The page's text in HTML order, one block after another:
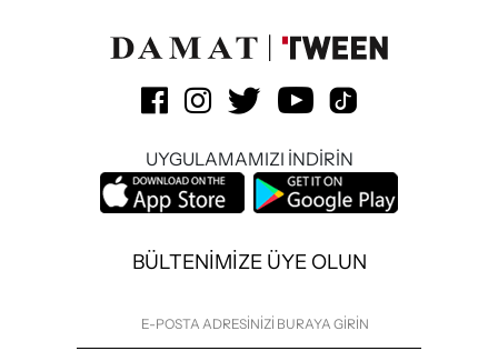
UYGULAMAMIZI İNDİRİN
BÜLTENİMİZE ÜYE OLUN